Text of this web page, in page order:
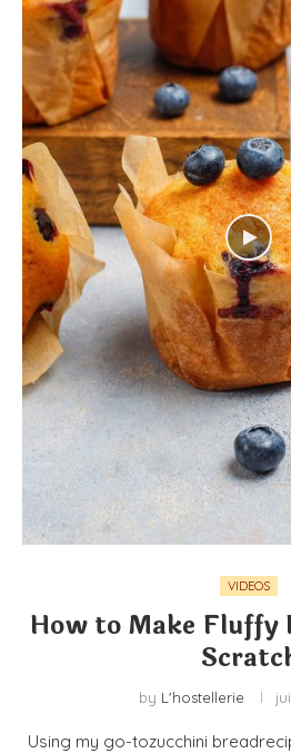
VIDEOS
How to Make Fluffy
by L'hostellerie
Using my go-tozucchini